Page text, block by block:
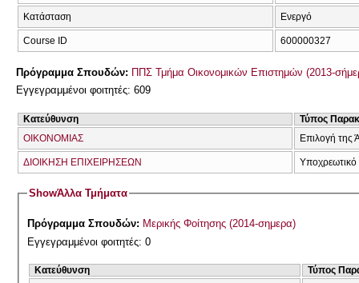
Κατάσταση Ενεργό
Course ID 600000327
Πρόγραμμα Σπουδών: ΠΠΣ Τμήμα Οικονομικών Επιστημών (2013-
Εγγεγραμμένοι φοιτητές: 609
Κατεύθυνση
Τύπος
ΟΙΚΟΝΟΜΙΑΣ
Επιλογή της
ΔΙΟΙΚΗΣΗ ΕΠΙΧΕΙΡΗΣΕΩΝ
ShowΆλλα Τμήματα
Πρόγραμμα Σπουδών: Μερικής Φοίτησης (2014-σημερα)
Εγγεγραμμένοι φοιτητές: 0
Κατεύθυνση
Τύπος